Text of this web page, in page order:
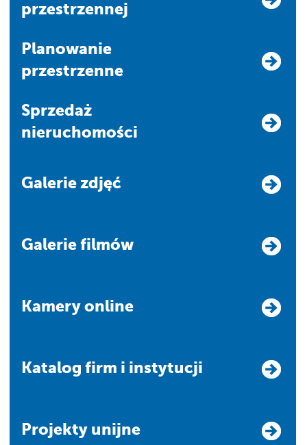
przestrzennej
Planowanie
przestrzenne
Sprzedaż
nieruchomości
Galerie zdjęć
Galerie filmów
Kamery online
Katalog firm i instytucji
Projekty unijne